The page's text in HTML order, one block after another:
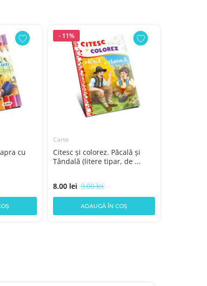
cu
- 11%
Carte
Citesc și colorez. Păcală și
Tândală (litere tipar, de ...
8.00 lei 9.00 lei
ADAUGĂ ÎN COȘ